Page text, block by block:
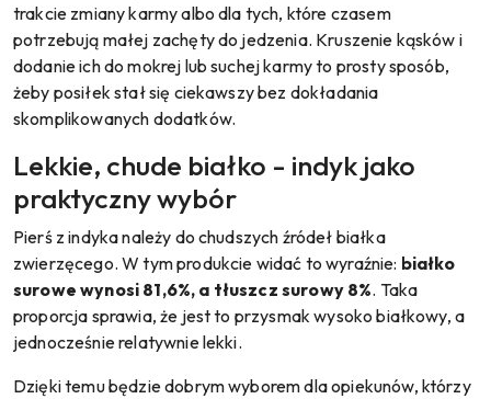
trakcie zmiany karmy albo dla tych, które czasem
potrzebują małej zachęty do jedzenia. Kruszenie kąsków i
dodanie ich do mokrej lub suchej karmy to prosty sposób,
żeby posiłek stał się ciekawszy bez dokładania
skomplikowanych dodatków.
Lekkie, chude białko - indyk jako
praktyczny wybór
Pierś z indyka należy do chudszych źródeł białka
zwierzęcego. W tym produkcie widać to wyraźnie: białko
surowe wynosi 81,6%, a tłuszcz surowy 8%. Taka
proporcja sprawia, że jest to przysmak wysoko białkowy, a
jednocześnie relatywnie lekki.
Dzięki temu będzie dobrym wyborem dla opiekunów, którzy